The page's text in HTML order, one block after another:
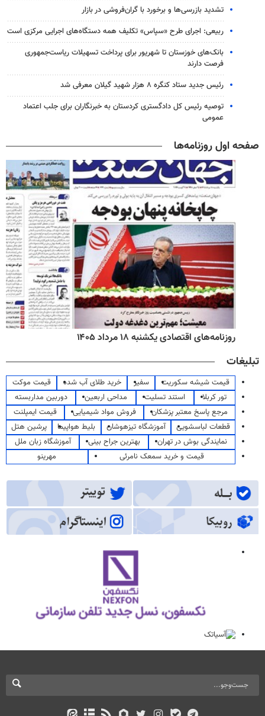
تشدید بازرسی‌ها و برخورد با گران‌فروشی در بازار
ربیعی: اجرای طرح «سپاس» تکلیف همه دستگاه‌های اجرایی مرکزی است
بانک‌های خوزستان تا شهریور برای پرداخت تسهیلات ریاست‌جمهوری
فرصت دارند
رئیس جدید ستاد کنگره ۸ هزار شهید گیلان معرفی شد
توصیه رئیس کل دادگستری کردستان به خبرنگاران برای جلب اعتماد
عمومی
صفحه اول روزنامه‌ها
روزنامه‌های اقتصادی یکشنبه ۱۸ مرداد ۱۴۰۵
تبلیغات
قیمت شیشه سکوریت سفیر خرید طلای آب شده
قیمت موکت
تور کربلا
استند تسلیت مداحی اربعین
دوربین مداربسته
مرجع پاسخ معتبر پزشکان
فروش مواد شیمیایی
قیمت ایمپلنت
قطعات لباسشویی
آموزشگاه تیزهوشان بلیط هواپیما
پرشین هتل
نمایندگی بوش در تهران
بهترین جراح بینی
آموزشگاه زبان ملل
قیمت و خرید سمعک نامرئی
مهرینو